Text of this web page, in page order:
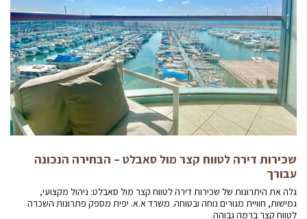
שכירות דירה לטווח קצר מול סאבלט – הבחירה הנכונה
עבורך
גלה את היתרונות של שכירות דירה לטווח קצר מול סאבלט: ניהול מקצועי,
גמישות, חוויית מגורים נוחה ובטוחה. משרד א.א. יפית מספק פתרונות השכרה
לטווח קצר ברמה גבוהה.